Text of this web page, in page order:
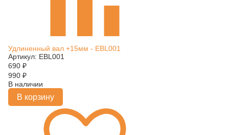
Удлиненный вал +15мм - EBL001
Артикул: EBL001
690 ₽
990 ₽
В наличии
В корзину